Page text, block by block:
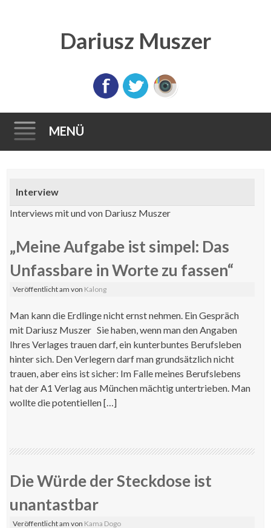
Dariusz Muszer
MENÜ
Inhalt
Interview
Interviews mit und von Dariusz Muszer
„Meine Aufgabe ist simpel: Das
Unfassbare in Worte zu fassen“
Veröffentlicht amvon Kalong
Man kann die Erdlinge nicht ernst nehmen. Ein Gespräch
mit Dariusz Muszer Sie haben, wenn man den Angaben
Ihres Verlages trauen darf, ein kunterbuntes Berufsleben
hinter sich. Den Verlegern darf man grundsätzlich nicht
trauen, aber eins ist sicher: Im Falle meines Berufslebens
hat der A1 Verlag aus München mächtig untertrieben. Man
wollte die potentiellen […]
Die Würde der Steckdose ist
unantastbar
Veröffentlicht amvon Kama Dogo